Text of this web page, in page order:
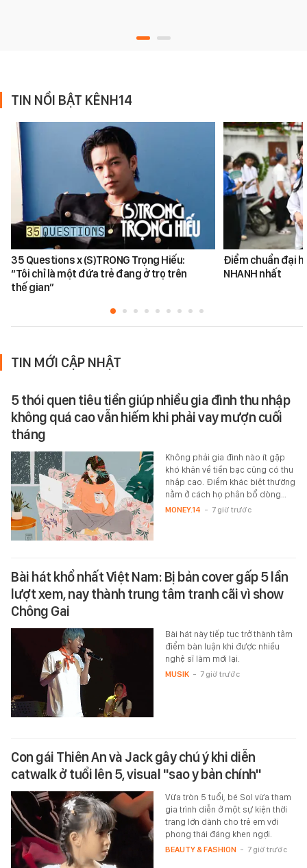
TIN NỔI BẬT KÊNH14
35 Questions x (S)TRONG Trọng Hiếu:
“Tôi chỉ là một đứa trẻ đang ở trọ trên
thế gian”
Điểm chuẩn đại
NHANH nhất
TIN MỚI CẬP NHẬT
5 thói quen tiêu tiền giúp nhiều gia đình thu nhập
không quá cao vẫn hiếm khi phải vay mượn cuối
tháng
Không phải gia đình nào ít gặp
khó khăn về tiền bạc cũng có thu
nhập cao. Điểm khác biệt thường
nằm ở cách họ phân bổ dòng…
MONEY.14 - 7 giờ trước
Bài hát khổ nhất Việt Nam: Bị bản cover gấp 5 lần
lượt xem, nay thành trung tâm tranh cãi vì show
Chông Gai
Bài hát này tiếp tục trở thành tâm
điểm bàn luận khi được nhiều
nghệ sĩ làm mới lại.
MUSIK - 7 giờ trước
Con gái Thiên An và Jack gây chú ý khi diễn
catwalk ở tuổi lên 5, visual "sao y bản chính"
Vừa tròn 5 tuổi, bé Sol vừa tham
gia trình diễn ở một sự kiện thời
trang lớn dành cho trẻ em với
phong thái đáng khen ngợi.
BEAUTY & FASHION - 7 giờ trước